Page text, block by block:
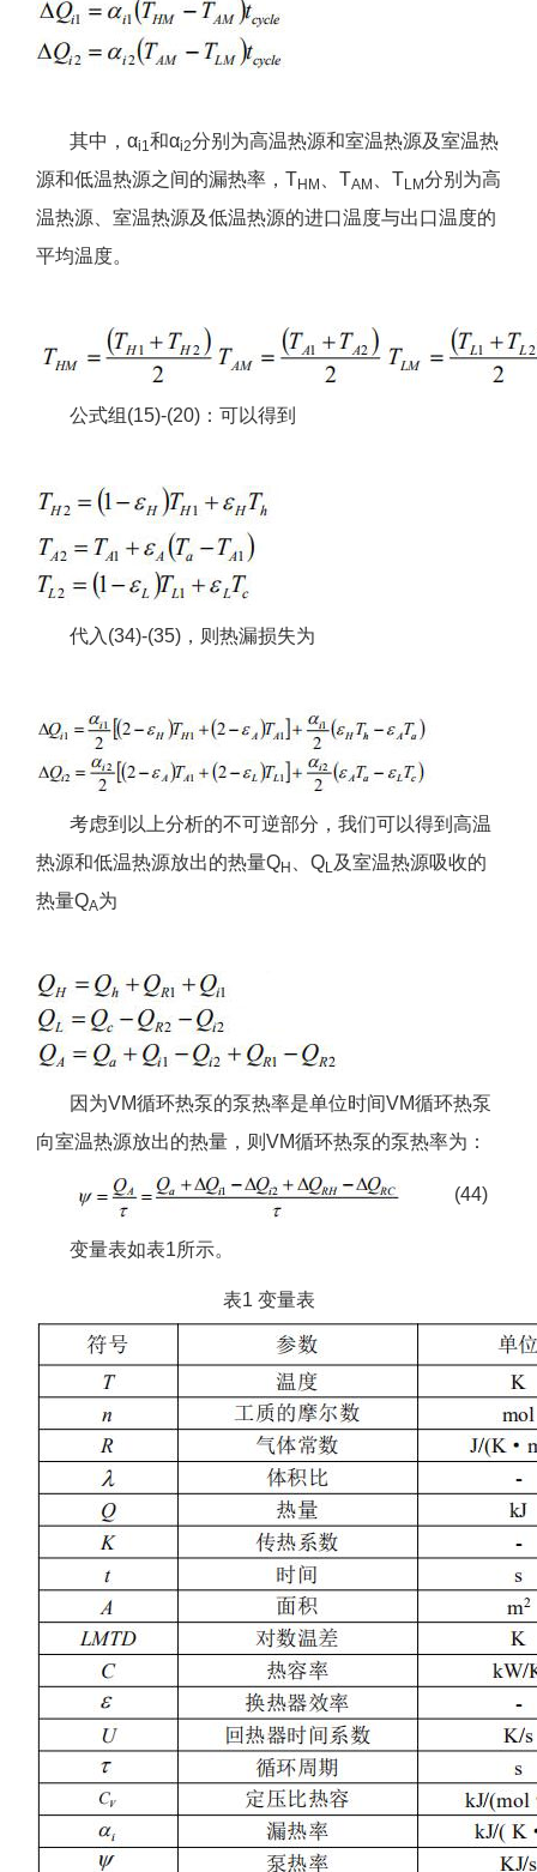
其中，αi1和αi2分别为高温热源和室温热源及室温热
源和低温热源之间的漏热率，THM 、TAM 、TLM分别为高
温热源、室温热源及低温热源的进口温度与出口温度的
平均温度。
公式组(15)-(20)：可以得到
代入(34)-(35)，则热漏损失为
考虑到以上分析的不可逆部分，我们可以得到高温
热源和低温热源放出的热量QH 、QL及室温热源吸收的
热量QA为
因为VM循环热泵的泵热率是单位时间VM循环热泵
向室温热源放出的热量，则VM循环热泵的泵热率为：
(44)
变量表如表1所示。
表1 变量表